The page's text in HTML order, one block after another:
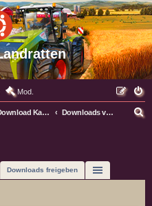
Mod.
Download Kategorien Downloads verwalten
Downloads freigeben